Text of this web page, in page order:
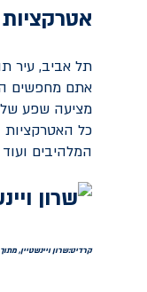
תל אביב, עיר
אתם מחפשים
מציעה שפע של
כל האטרקציות
המלהיבים
קרדיט:שרון ויינשטיין,